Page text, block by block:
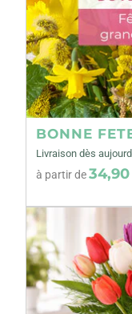
BONNE
Livraison dès
à partir de